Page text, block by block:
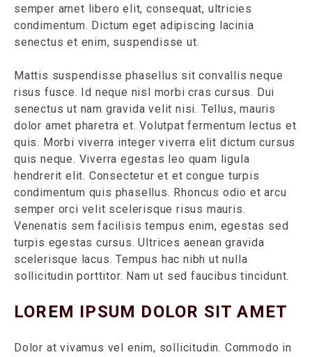
semper amet libero elit, consequat, ultricies
condimentum. Dictum eget adipiscing lacinia
senectus et enim, suspendisse ut.
Mattis suspendisse phasellus sit convallis neque
risus fusce. Id neque nisl morbi cras cursus. Dui
senectus ut nam gravida velit nisi. Tellus, mauris
dolor amet pharetra et. Volutpat fermentum lectus et
quis. Morbi viverra integer viverra elit dictum cursus
quis neque. Viverra egestas leo quam ligula
hendrerit elit. Consectetur et et congue turpis
condimentum quis phasellus. Rhoncus odio et arcu
semper orci velit scelerisque risus mauris.
Venenatis sem facilisis tempus enim, egestas sed
turpis egestas cursus. Ultrices aenean gravida
scelerisque lacus. Tempus hac nibh ut nulla
sollicitudin porttitor. Nam ut sed faucibus tincidunt.
LOREM IPSUM DOLOR SIT AMET
Dolor at vivamus vel enim, sollicitudin. Commodo in